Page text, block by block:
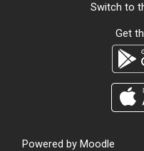
Switch to
Get
Powered by Moodle